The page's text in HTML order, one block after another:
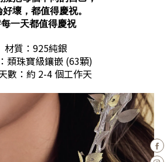
好壞，都值得慶祝。
一天都值得慶祝
材質：925純銀
類珠寶級鑲嵌 (63顆)
數：約 2-4 個工作天